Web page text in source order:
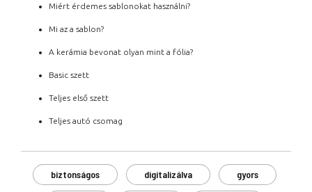
Miért érdemes sablonokat használni?
Mi az a sablon?
A kerámia bevonat olyan mint a fólia?
Basic szett
Teljes első szett
Teljes autó csomag
biztonságos digitalizálva gyors